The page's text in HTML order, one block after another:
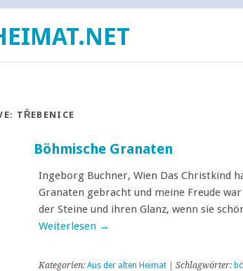
TŘEBENICE
Böhmische Granaten
Ingeborg Buchner, Wien Das Christkind
Granaten gebracht und meine Freude
der Steine und ihren Glanz, wenn sie
Weiterlesen →
Kategorien: Aus der alten Heimat| Schlagwörter: